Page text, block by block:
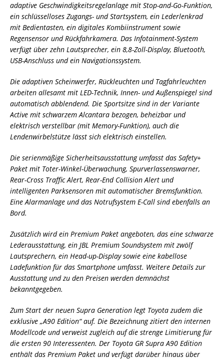
adaptive Geschwindigkeitsregelanlage mit Stop-and-Go-Funktion,
ein schlüsselloses Zugangs- und Startsystem, ein Lederlenkrad
mit Bedientasten, ein digitales Kombiinstrument sowie
Regensensor und Rückfahrkamera. Das Infotainment-System
verfügt über zehn Lautsprecher, ein 8,8-Zoll-Display, Bluetooth,
USB-Anschluss und ein Navigationssystem.
Die adaptiven Scheinwerfer, Rückleuchten und Tagfahrleuchten
arbeiten allesamt mit LED-Technik, Innen- und Außenspiegel sind
automatisch abblendend. Die Sportsitze sind in der Variante
Active mit schwarzem Alcantara bezogen, beheizbar und
elektrisch verstellbar (mit Memory-Funktion), auch die
Lendenwirbelstütze lässt sich elektrisch einstellen.
Die serienmäßige Sicherheitsausstattung umfasst das Safety+
Paket mit Toter-Winkel-Überwachung, Spurverlassenswarner,
Rear-Cross Traffic Alert, Rear-End Collision Alert und
intelligenten Parksensoren mit automatischer Bremsfunktion.
Eine Alarmanlage und das Notrufsystem E-Call sind ebenfalls an
Bord.
Zusätzlich wird ein Premium Paket angeboten, das eine schwarze
Lederausstattung, ein JBL Premium Soundsystem mit zwölf
Lautsprechern, ein Head-up-Display sowie eine kabellose
Ladefunktion für das Smartphone umfasst. Weitere Details zur
Ausstattung und zu den Preisen werden demnächst
bekanntgegeben.
Zum Start der neuen Supra Generation legt Toyota zudem die
exklusive „A90 Edition“ auf. Die Bezeichnung zitiert den internen
Modellcode und verweist zugleich auf die strenge Limitierung für
die ersten 90 Interessenten. Der Toyota GR Supra A90 Edition
enthält das Premium Paket und verfügt darüber hinaus über